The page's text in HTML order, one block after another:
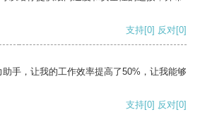
支持[0] 反对[0]
手，让我的工作效率提高了50%，让我能够
支持[0] 反对[0]